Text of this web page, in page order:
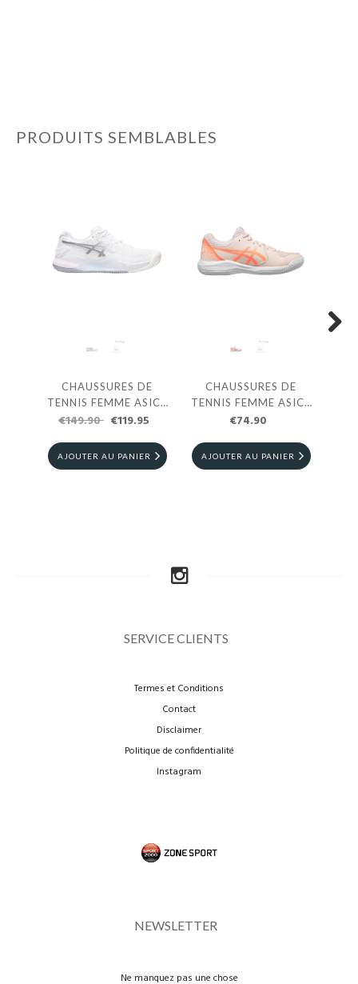
PRODUITS SEMBLABLES
CHAUSSURES DE
TENNIS FEMME ASICS
GEL-RESOLUTION 9
€149.90 €119.95
AJOUTER AU PANIER
CHAUSSURES DE
TENNIS FEMME ASICS
GEL-DEDICATE 8 CLAY
€74.90
AJOUTER AU PANIER
SERVICE CLIENTS
Termes et Conditions
Contact
Disclaimer
Politique de confidentialité
Instagram
NEWSLETTER
Ne manquez pas une chose